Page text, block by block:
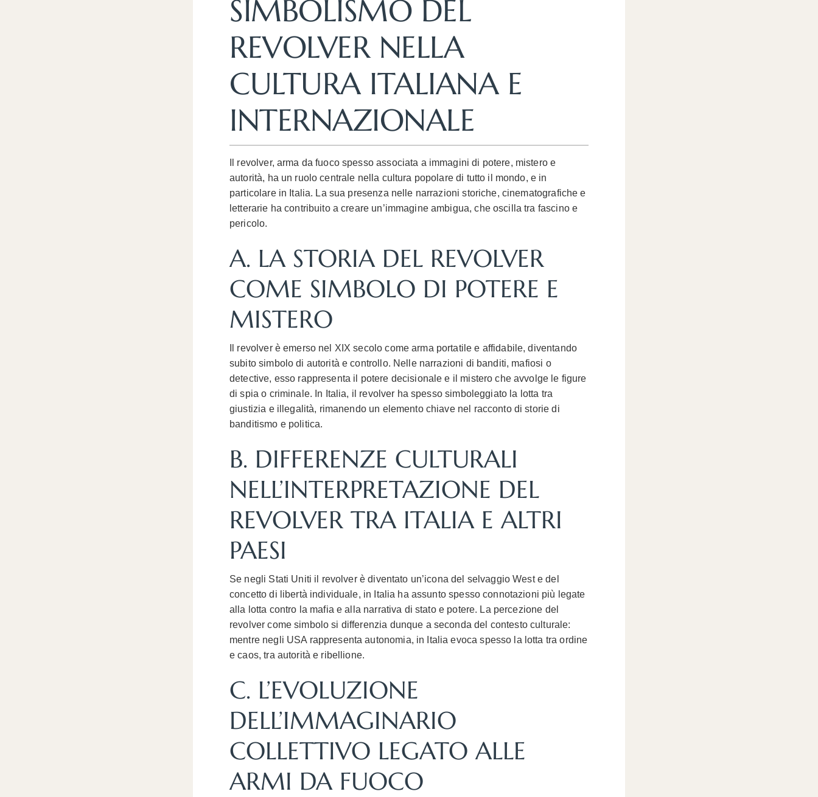
SIMBOLISMO DEL
REVOLVER NELLA
CULTURA ITALIANA E
INTERNAZIONALE
Il revolver, arma da fuoco spesso associata a immagini di potere, mistero e
autorità, ha un ruolo centrale nella cultura popolare di tutto il mondo, e in
particolare in Italia. La sua presenza nelle narrazioni storiche, cinematografiche e
letterarie ha contribuito a creare un’immagine ambigua, che oscilla tra fascino e
pericolo.
A. LA STORIA DEL REVOLVER
COME SIMBOLO DI POTERE E
MISTERO
Il revolver è emerso nel XIX secolo come arma portatile e affidabile, diventando
subito simbolo di autorità e controllo. Nelle narrazioni di banditi, mafiosi o
detective, esso rappresenta il potere decisionale e il mistero che avvolge le figure
di spia o criminale. In Italia, il revolver ha spesso simboleggiato la lotta tra
giustizia e illegalità, rimanendo un elemento chiave nel racconto di storie di
banditismo e politica.
B. DIFFERENZE CULTURALI
NELL’INTERPRETAZIONE DEL
REVOLVER TRA ITALIA E ALTRI
PAESI
Se negli Stati Uniti il revolver è diventato un’icona del selvaggio West e del
concetto di libertà individuale, in Italia ha assunto spesso connotazioni più legate
alla lotta contro la mafia e alla narrativa di stato e potere. La percezione del
revolver come simbolo si differenzia dunque a seconda del contesto culturale:
mentre negli USA rappresenta autonomia, in Italia evoca spesso la lotta tra ordine
e caos, tra autorità e ribellione.
C. L’EVOLUZIONE
DELL’IMMAGINARIO
COLLETTIVO LEGATO ALLE
ARMI DA FUOCO